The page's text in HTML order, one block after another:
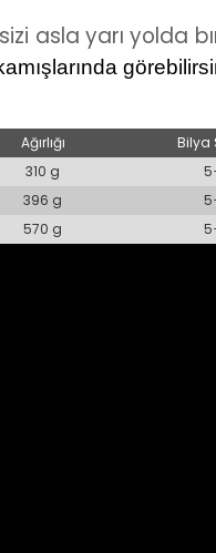
izi asla yarı yolda
Ağırlığı Bilya
310 g
396 g
570 g